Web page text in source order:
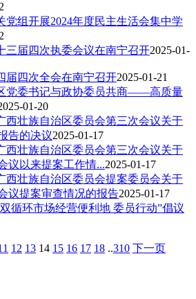
党组开展2024年度民主生活会集中学
三届四次执委会议在南宁召开2025-01-
届四次全会在南宁召开2025-01-21
党委书记与政协委员共商——高质量
01-20
西壮族自治区委员会第三次会议关于
告的决议2025-01-17
西壮族自治区委员会第三次会议关于
议以来提案工作情...2025-01-17
西壮族自治区委员会提案委员会关于
议提案审查情况的报告2025-01-17
循环市场经营便利地 委员行动”倡议
12 13 14 15 16 17 18 ..310 下一页